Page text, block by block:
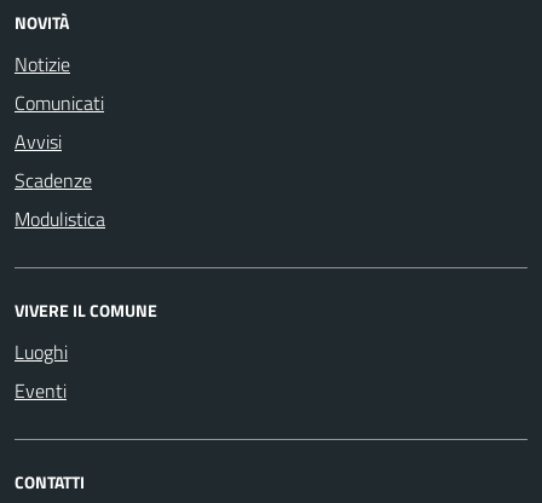
NOVITÀ
Notizie
Comunicati
Avvisi
Scadenze
Modulistica
VIVERE IL COMUNE
Luoghi
Eventi
CONTATTI